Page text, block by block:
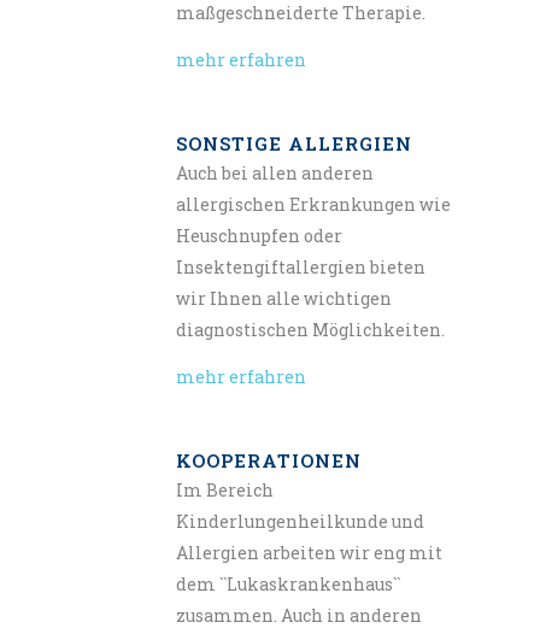
maßgeschneiderte Therapie.
mehr erfahren
SONSTIGE ALLERGIEN
Auch bei allen anderen
allergischen Erkrankungen wie
Heuschnupfen oder
Insektengiftallergien bieten
wir Ihnen alle wichtigen
diagnostischen Möglichkeiten.
mehr erfahren
KOOPERATIONEN
Im Bereich
Kinderlungenheilkunde und
Allergien arbeiten wir eng mit
dem ``Lukaskrankenhaus``
zusammen. Auch in anderen